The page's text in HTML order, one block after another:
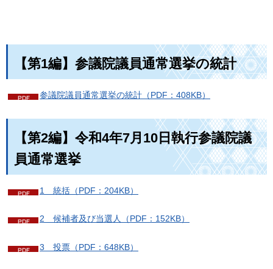
【第1編】参議院議員通常選挙の統計
参議院議員通常選挙の統計（PDF：408KB）
【第2編】令和4年7月10日執行参議院議
員通常選挙
1 統括（PDF：204KB）
2 候補者及び当選人（PDF：152KB）
3 投票（PDF：648KB）